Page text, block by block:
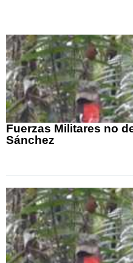
Fuerzas Militares no
Sánchez